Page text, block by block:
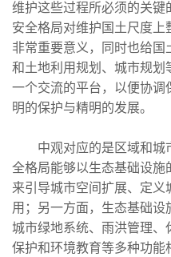
维护这些过程所必须的关
安全格局对维护国土尺度
非常重要意义，同时也给国
和土地利用规划、城市规划
一个交流的平台，以便协
明的保护与精明的发展。
中观对应的是区域和城
全格局能够以生态基础设施
来引导城市空间扩展、定义
用；另一方面，生态基础
城市绿地系统、雨洪管理、
保护和环境教育等多种功